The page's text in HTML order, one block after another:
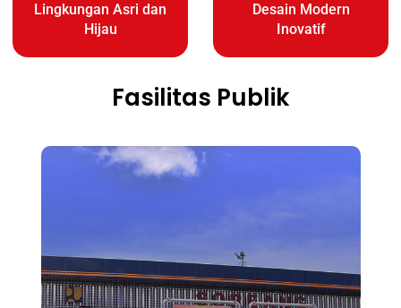
Lingkungan Asri dan
Hijau
Desain Modern
Inovatif
Fasilitas Publik